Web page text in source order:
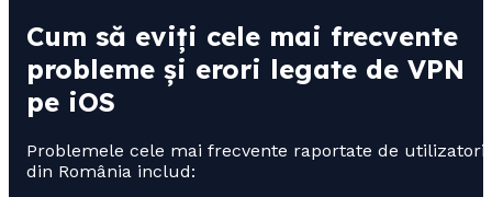
Cum să eviți cele mai frecvente
probleme și erori legate de VPN
pe iOS
Problemele cele mai frecvente raportate de utilizatorii
din România includ: